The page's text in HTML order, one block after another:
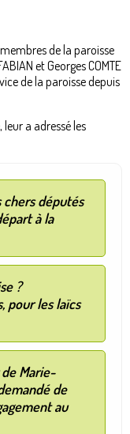
de la paroisse
et Georges COMTE
de la paroisse depuis
a adressé les
chers députés
à la
?
pour les laïcs
Marie-
de
au